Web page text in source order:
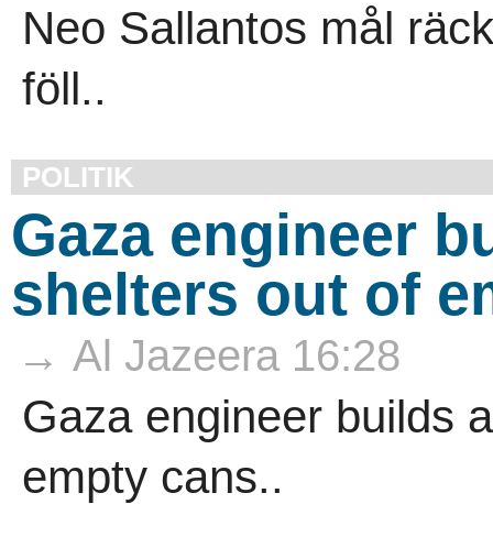
Neo Sallantos mål
föll..
POLITIK
Gaza engineer
shelters out of
→ Al Jazeera 16:28
Gaza engineer builds
empty cans..